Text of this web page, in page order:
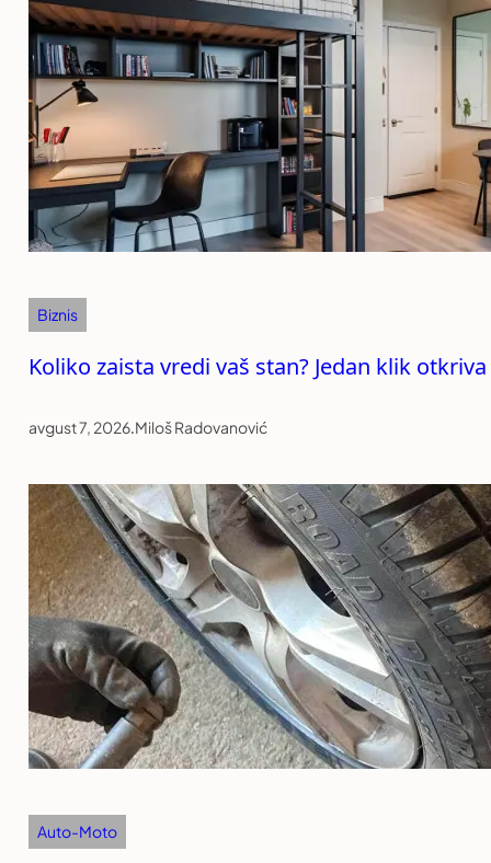
Biznis
Koliko zaista vredi vaš stan? Jedan klik
avgust 7, 2026.Miloš Radovanović
Auto-Moto